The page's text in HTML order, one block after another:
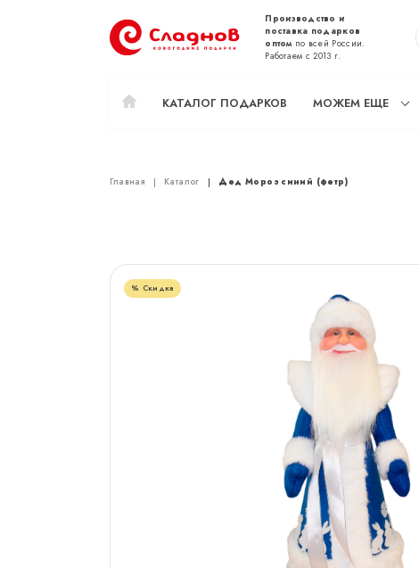
Производство и
поставка подарков
оптомпо всей России.
Работаем с 2013 г.
КАТАЛОГ ПОДАРКОВ МОЖЕМ ЕЩЕ
Главная Каталог Дед Мороз синий (фетр)
Скидка